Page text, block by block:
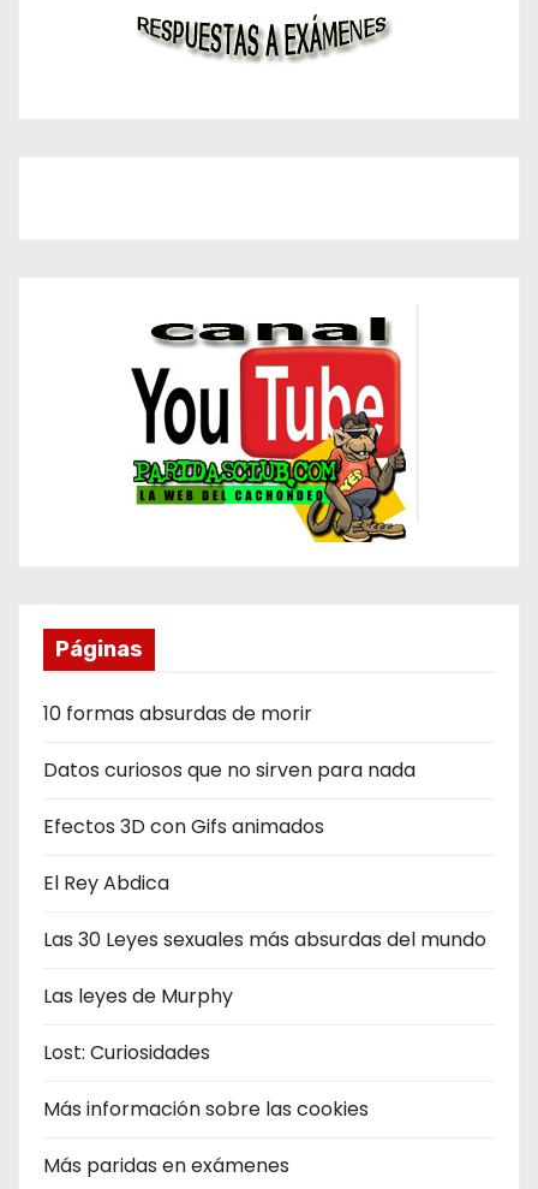
Páginas
10 formas absurdas de morir
Datos curiosos que no sirven para nada
Efectos 3D con Gifs animados
El Rey Abdica
Las 30 Leyes sexuales más absurdas del mundo
Las leyes de Murphy
Lost: Curiosidades
Más información sobre las cookies
Más paridas en exámenes